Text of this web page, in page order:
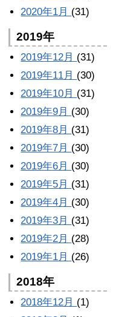
2020年1月 (31)
2019年
2019年12月 (31)
2019年11月 (30)
2019年10月 (31)
2019年9月 (30)
2019年8月 (31)
2019年7月 (30)
2019年6月 (30)
2019年5月 (31)
2019年4月 (30)
2019年3月 (31)
2019年2月 (28)
2019年1月 (26)
2018年
2018年12月 (1)